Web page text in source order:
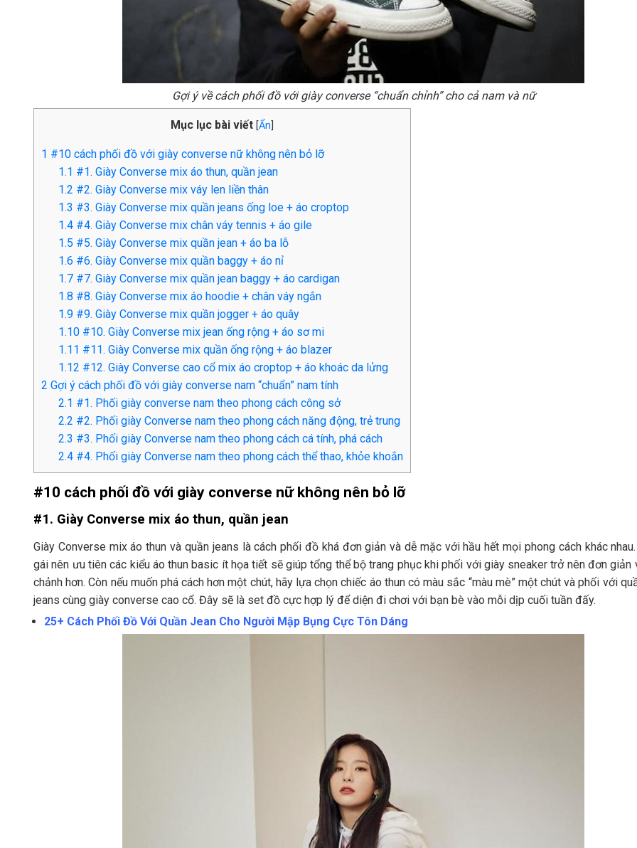
Gợi ý về cách phối đồ với giày converse “chuẩn chỉnh” cho cả nam và nữ
Mục lục bài viết [Ẩn
1 #10 cách phối đồ với giày converse nữ không nên bỏ lỡ
1.1 #1. Giày Converse mix áo thun, quần jean
1.2 #2. Giày Converse mix váy len liền thân
1.3 #3. Giày Converse mix quần jeans ống loe + áo croptop
1.4 #4. Giày Converse mix chân váy tennis + áo gile
1.5 #5. Giày Converse mix quần jean + áo ba lỗ
1.6 #6. Giày Converse mix quần baggy + áo nỉ
1.7 #7. Giày Converse mix quần jean baggy + áo cardigan
1.8 #8. Giày Converse mix áo hoodie + chân váy ngắn
1.9 #9. Giày Converse mix quần jogger + áo quây
1.10 #10. Giày Converse mix jean ống rộng + áo sơ mi
1.11 #11. Giày Converse mix quần ống rộng + áo blazer
1.12 #12. Giày Converse cao cổ mix áo croptop + áo khoác da lửng
2 Gợi ý cách phối đồ với giày converse nam “chuẩn” nam tính
2.1 #1. Phối giày converse nam theo phong cách công sở
2.2 #2. Phối giày Converse nam theo phong cách năng động, trẻ trung
2.3 #3. Phối giày Converse nam theo phong cách cá tính, phá cách
2.4 #4. Phối giày Converse nam theo phong cách thể thao, khỏe khoắn
#10 cách phối đồ với giày converse nữ không nên bỏ lỡ
#1. Giày Converse mix áo thun, quần jean
Giày Converse mix áo thun và quần jeans là cách phối đồ khá đơn giản và dễ mặc với hầu hết mọi phong cách khác
gái nên ưu tiên các kiểu áo thun basic ít họa tiết sẽ giúp tổng thể bộ trang phục khi phối với giày sneaker trở nên đơn giản
chảnh hơn. Còn nếu muốn phá cách hơn một chút, hãy lựa chọn chiếc áo thun có màu sắc “màu mè” một chút và phối với
jeans cùng giày converse cao cổ. Đây sẽ là set đồ cực hợp lý để diện đi chơi với bạn bè vào mỗi dịp cuối tuần đấy.
25+ Cách Phối Đồ Với Quần Jean Cho Người Mập Bụng Cực Tôn Dáng